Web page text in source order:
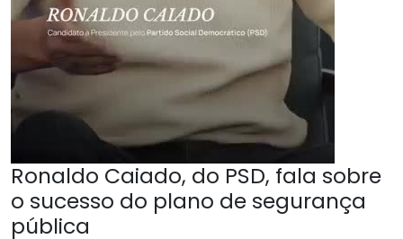
Ronaldo Caiado, do PSD, fala sobre
o sucesso do plano de segurança
pública